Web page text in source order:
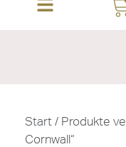
Start / Produkte
Cornwall“